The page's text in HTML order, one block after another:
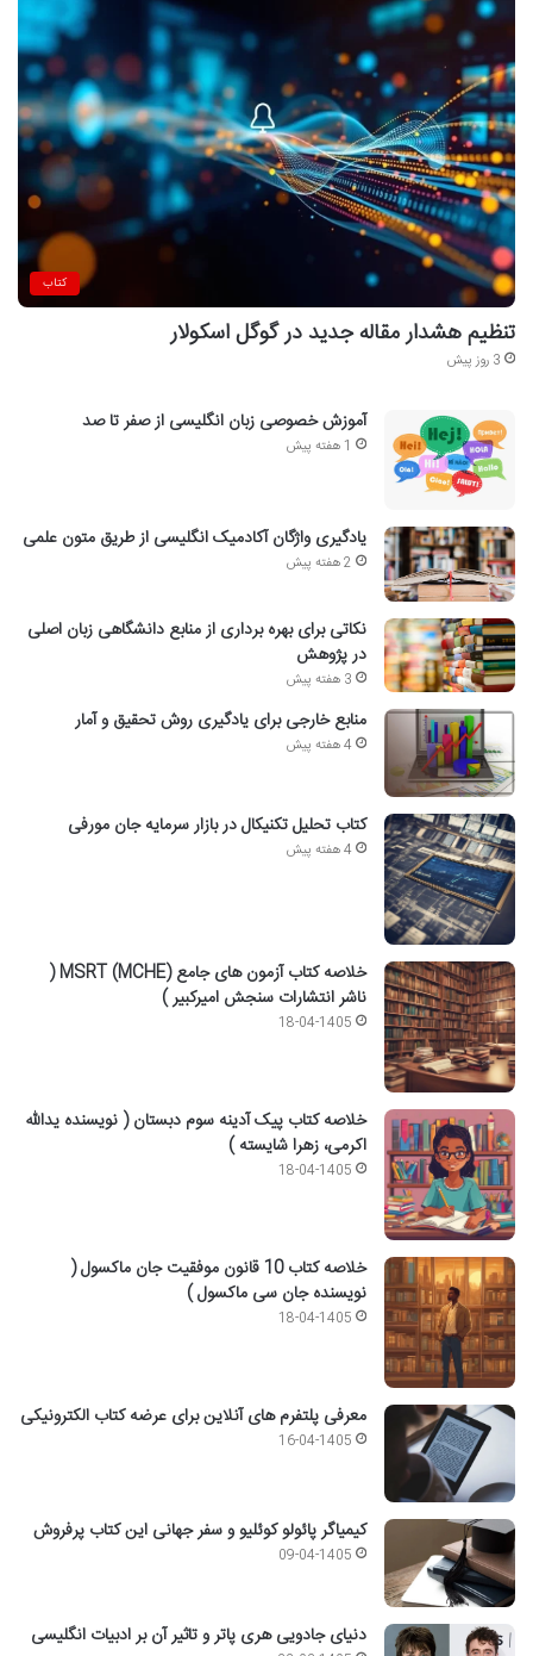
کتاب
تنظیم هشدار مقاله جدید در گوگل اسکولار
3 روز پیش
آموزش خصوصی زبان انگلیسی از صفر تا صد
1 هفته پیش
یادگیری واژگان آکادمیک انگلیسی از طریق متون علمی
2 هفته پیش
نکاتی برای بهره برداری از منابع دانشگاهی زبان اصلی
در پژوهش
3 هفته پیش
منابع خارجی برای یادگیری روش تحقیق و آمار
4 هفته پیش
کتاب تحلیل تکنیکال در بازار سرمایه جان مورفی
4 هفته پیش
خلاصه کتاب آزمون های جامع MSRT (MCHE) (
ناشر انتشارات سنجش امیرکبیر )
18-04-1405
خلاصه کتاب پیک آدینه سوم دبستان ( نویسنده یدالله
اکرمی، زهرا شایسته )
18-04-1405
خلاصه کتاب 10 قانون موفقیت جان ماکسول (
نویسنده جان سی ماکسول )
18-04-1405
معرفی پلتفرم های آنلاین برای عرضه کتاب الکترونیکی
16-04-1405
کیمیاگر پائولو کوئلیو و سفر جهانی این کتاب پرفروش
09-04-1405
دنیای جادویی هری پاتر و تاثیر آن بر ادبیات انگلیسی